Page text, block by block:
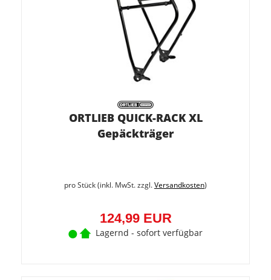
ORTLIEB QUICK-RACK XL
Gepäckträger
pro Stück (inkl. MwSt. zzgl.Versandkosten)
124,99 EUR
Lagernd - sofort verfügbar